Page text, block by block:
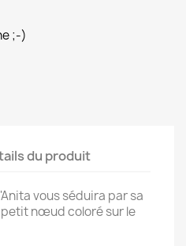
;-)
du produit
vous séduira par sa
nœud coloré sur le